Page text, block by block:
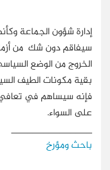
إدارة شؤون الجماعة
سيفاقم دون شك من
الخروج من الوضع
بقية مكونات الطيف
فإنه سيساهم في تعافي
على السواء.
_______________
باحث ومؤرخ